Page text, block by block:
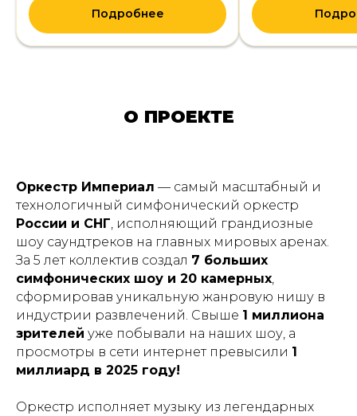
Подробнее Подробнее
О ПРОЕКТЕ
Оркестр Империал — самый масштабный и
технологичный симфонический оркестр
России и СНГ, исполняющий грандиозные
шоу саундтреков на главных мировых аренах.
За 5 лет коллектив создал 7 больших
симфонических шоу и 20 камерных,
сформировав уникальную жанровую нишу в
индустрии развлечений. Свыше 1 миллиона
зрителей уже побывали на наших шоу, а
просмотры в сети интернет превысили 1
миллиард в 2025 году!
Оркестр исполняет музыку из легендарных